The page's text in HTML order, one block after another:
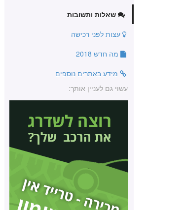
שאלות ותשובות
עצות לפני רכישה
מה חדש 2018
מידע באתרים נוספים
עשוי גם לעניין אותך: